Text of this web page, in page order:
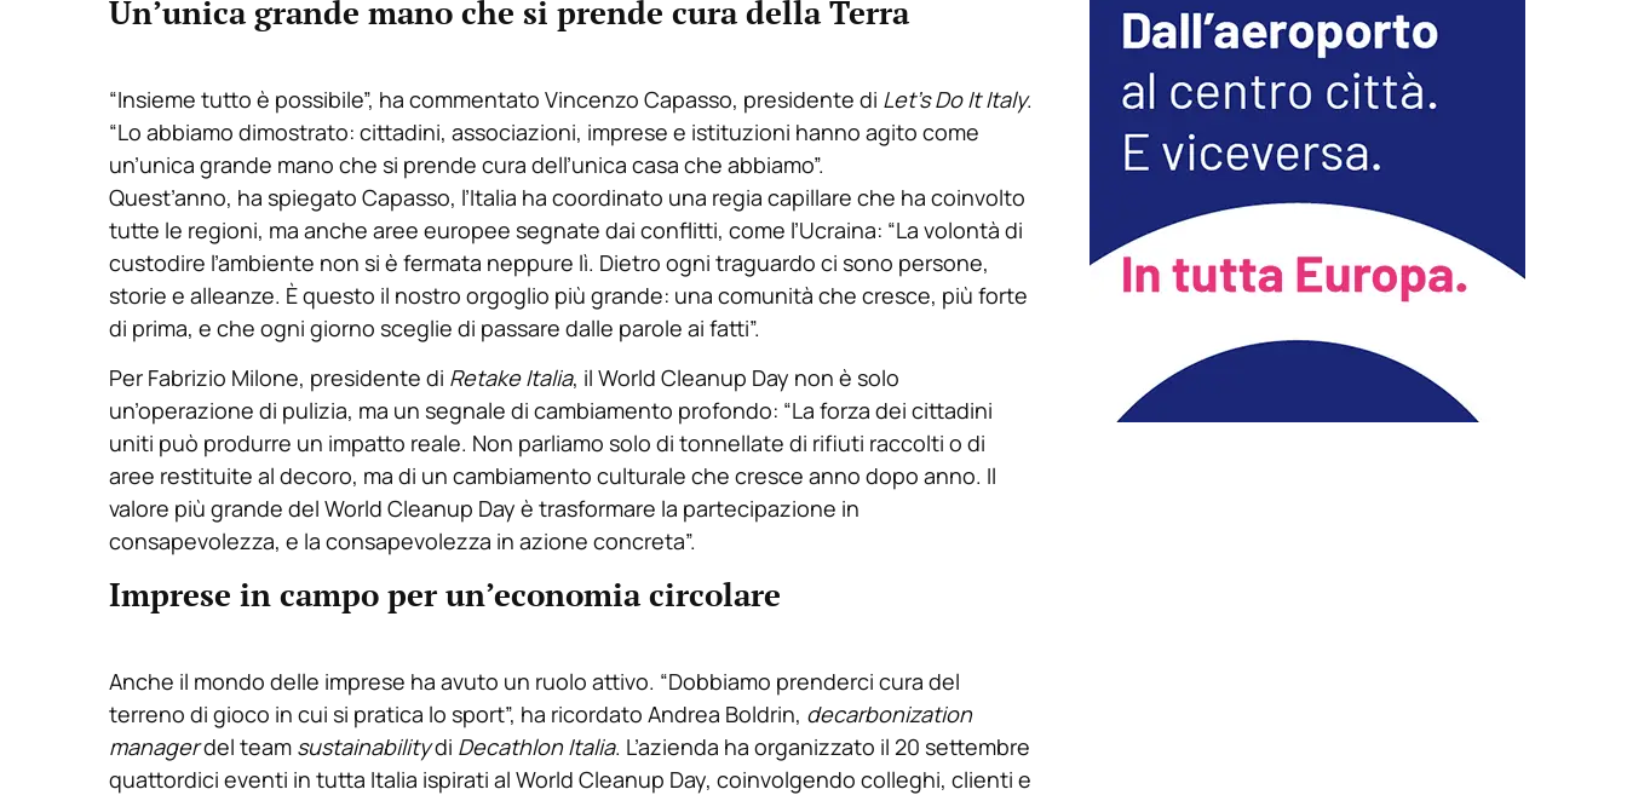
Un’unica grande mano che si prende cura della Terra
“Insieme tutto è possibile”, ha commentato Vincenzo Capasso, presidente di Let’s Do It Italy.
“Lo abbiamo dimostrato: cittadini, associazioni, imprese e istituzioni hanno agito come
un’unica grande mano che si prende cura dell’unica casa che abbiamo”.
Quest’anno, ha spiegato Capasso, l’Italia ha coordinato una regia capillare che ha coinvolto
tutte le regioni, ma anche aree europee segnate dai conflitti, come l’Ucraina: “La volontà di
custodire l’ambiente non si è fermata neppure lì. Dietro ogni traguardo ci sono persone,
storie e alleanze. È questo il nostro orgoglio più grande: una comunità che cresce, più forte
di prima, e che ogni giorno sceglie di passare dalle parole ai fatti”.
Per Fabrizio Milone, presidente di Retake Italia, il World Cleanup Day non è solo
un’operazione di pulizia, ma un segnale di cambiamento profondo: “La forza dei cittadini
uniti può produrre un impatto reale. Non parliamo solo di tonnellate di rifiuti raccolti o di
aree restituite al decoro, ma di un cambiamento culturale che cresce anno dopo anno. Il
valore più grande del World Cleanup Day è trasformare la partecipazione in
consapevolezza, e la consapevolezza in azione concreta”.
Imprese in campo per un’economia circolare
Anche il mondo delle imprese ha avuto un ruolo attivo. “Dobbiamo prenderci cura del
terreno di gioco in cui si pratica lo sport”, ha ricordato Andrea Boldrin, decarbonization
managerdel team sustainabilitydi Decathlon Italia. L’azienda ha organizzato il 20 settembre
quattordici eventi in tutta Italia ispirati al World Cleanup Day, coinvolgendo colleghi, clienti e